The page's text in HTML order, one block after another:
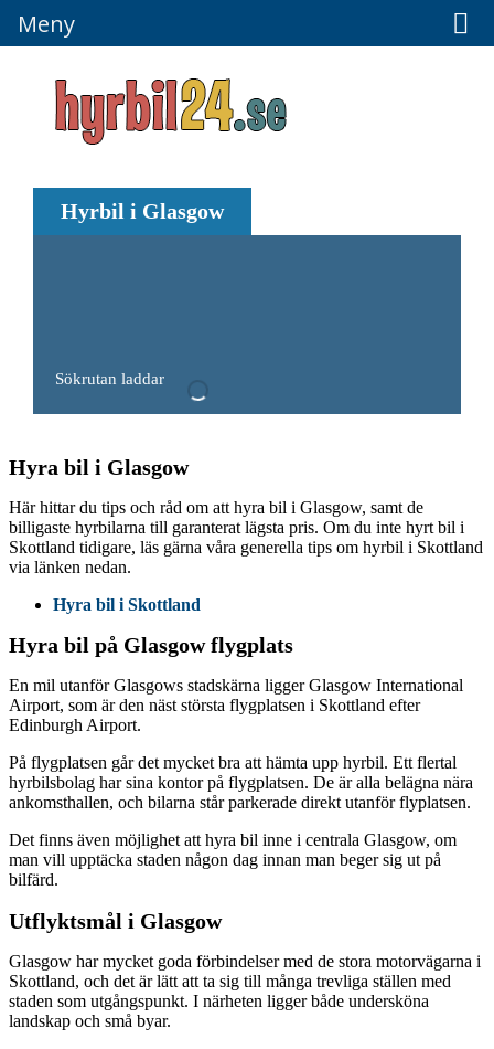
Meny
Hyrbil i Glasgow
Sökrutan laddar
Hyra bil i Glasgow
Här hittar du tips och råd om att hyra bil i Glasgow, samt de
billigaste hyrbilarna till garanterat lägsta pris. Om du inte hyrt bil i
Skottland tidigare, läs gärna våra generella tips om hyrbil i Skottland
via länken nedan.
Hyra bil i Skottland
Hyra bil på Glasgow flygplats
En mil utanför Glasgows stadskärna ligger Glasgow International
Airport, som är den näst största flygplatsen i Skottland efter
Edinburgh Airport.
På flygplatsen går det mycket bra att hämta upp hyrbil. Ett flertal
hyrbilsbolag har sina kontor på flygplatsen. De är alla belägna nära
ankomsthallen, och bilarna står parkerade direkt utanför flyplatsen.
Det finns även möjlighet att hyra bil inne i centrala Glasgow, om
man vill upptäcka staden någon dag innan man beger sig ut på
bilfärd.
Utflyktsmål i Glasgow
Glasgow har mycket goda förbindelser med de stora motorvägarna i
Skottland, och det är lätt att ta sig till många trevliga ställen med
staden som utgångspunkt. I närheten ligger både undersköna
landskap och små byar.
Meny